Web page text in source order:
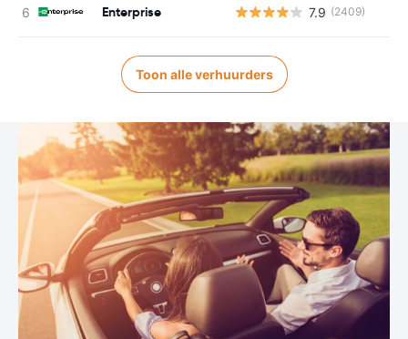
Enterprise 7.9 (2409)
Toon alle verhuurders